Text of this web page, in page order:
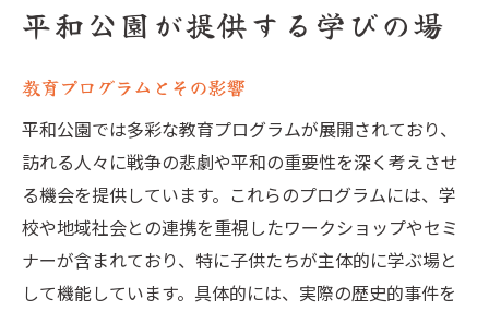
平和公園が提供する学びの場
教育プログラムとその影響
平和公園では多彩な教育プログラムが展開されており、
訪れる人々に戦争の悲劇や平和の重要性を深く考えさせ
る機会を提供しています。これらのプログラムには、学
校や地域社会との連携を重視したワークショップやセミ
ナーが含まれており、特に子供たちが主体的に学ぶ場と
して機能しています。具体的には、実際の歴史的事件を